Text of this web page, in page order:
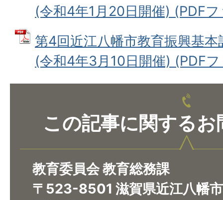
(令和4年1月20日開催) (PDF
第4回近江八幡市教育振興基
(令和4年3月10日開催) (PDF
この記事に関するお
教育委員会 教育総務課
〒523-8501 滋賀県近江八幡